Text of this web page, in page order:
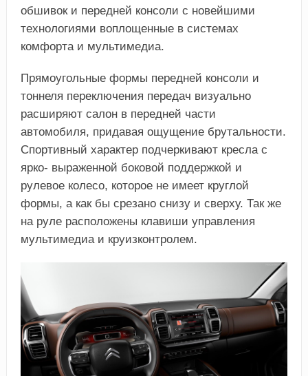
обшивок и передней консоли с новейшими
технологиями воплощенные в системах
комфорта и мультимедиа.
Прямоугольные формы передней консоли и
тоннеля переключения передач визуально
расширяют салон в передней части
автомобиля, придавая ощущение брутальности.
Спортивный характер подчеркивают кресла с
ярко- выраженной боковой поддержкой и
рулевое колесо, которое не имеет круглой
формы, а как бы срезано снизу и сверху. Так же
на руле расположены клавиши управления
мультимедиа и круизконтролем.